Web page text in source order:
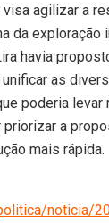
agilizar a
da exploração
havia
as
poderia levar
a
mais rápida.
noticia/